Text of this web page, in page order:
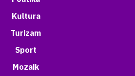
Kultura
Turizam
Sport
Mozaik